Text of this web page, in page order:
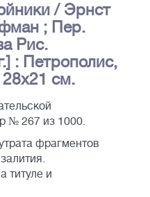
/ Эрнст
; Пер.
Рис.
: Петрополис,
см.
№ 267 из 1000.
фрагментов
титуле и